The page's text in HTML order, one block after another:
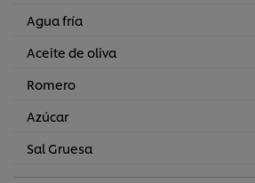
Agua fría
Aceite de oliva
Romero
Azúcar
Sal Gruesa